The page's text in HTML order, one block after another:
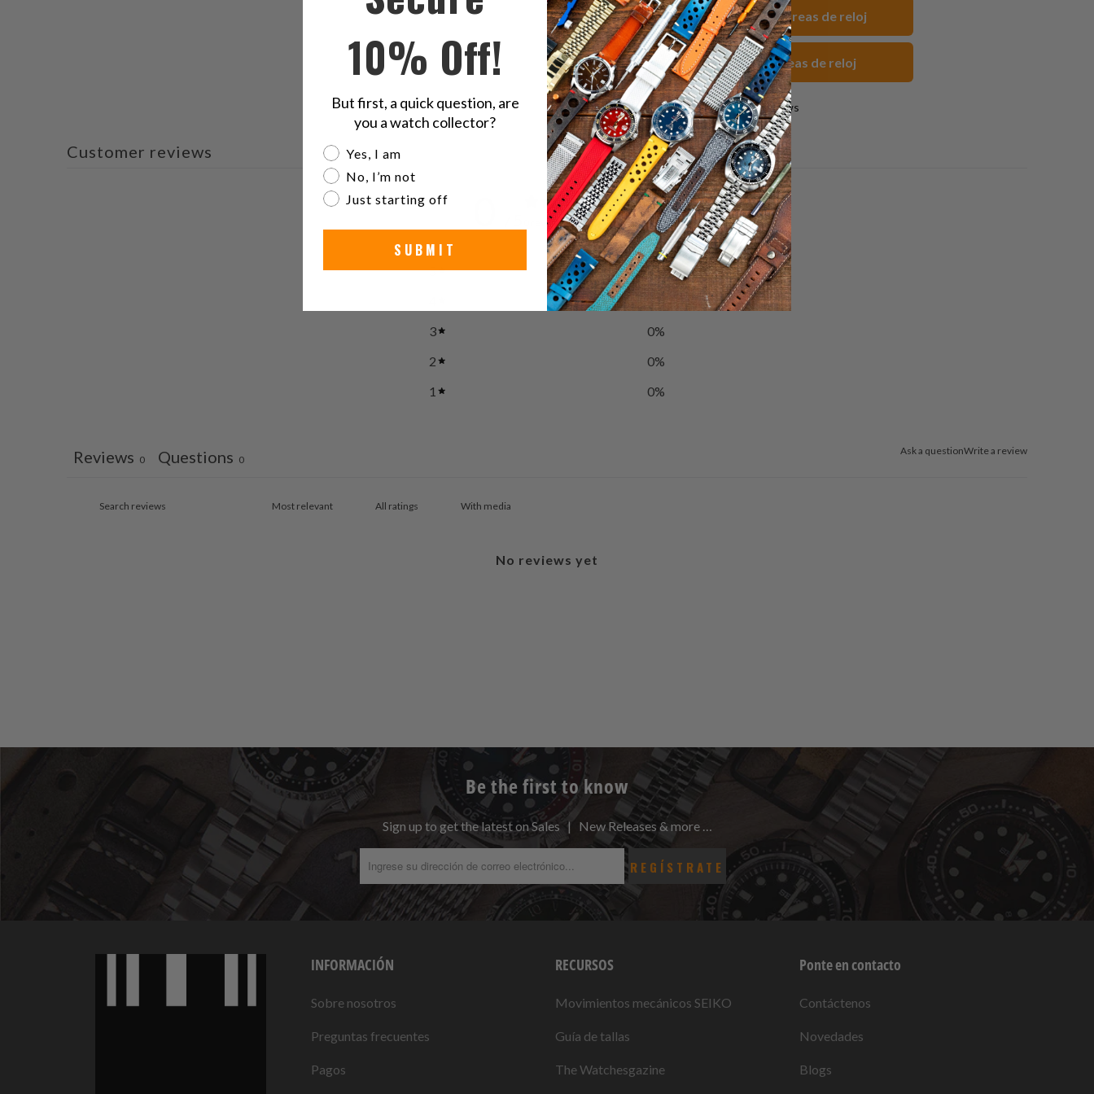
Goma FKM Correas de reloj
blancas Correas de reloj
0 reviews
Customer reviews
0 reviews
5 0%
%
3
0%
2
0%
1
0%
Ask a questionWrite a review
Reviews 0 Questions 0
With media
No reviews yet
Be the first to know
Sign up to get the latest on Sales | New Releases & more …
INFORMACIÓN
Sobre nosotros
Preguntas frecuentes
Pagos
RECURSOS
Movimientos mecánicos SEIKO
Guía de tallas
The Watchesgazine
Ponte en contacto
Contáctenos
Novedades
Blogs
10% Off!
But first, a quick question, are
you a watch collector?
Are you a watch collector?
Yes, I am
No, I’m not
Just starting off
SUBMIT